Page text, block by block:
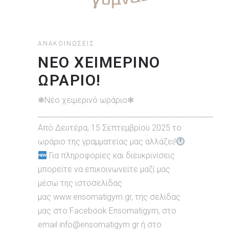
ΑΝΑΚΟΙΝΏΣΕΙΣ
ΝΕΟ ΧΕΙΜΕΡΙΝΟ
ΩΡΑΡΙΟ!
❄Νέο χειμερινό ωράριο❄
Από Δευτέρα, 15 Σεπτεμβρίου 2025 το
ωράριο της γραμματείας μας αλλάζει!
Για πληροφορίες και διευκρινίσεις
μπορείτε να επικοινωνείτε μαζί μας
μέσω της ιστοσελίδας
μας www.ensomatigym.gr, της σελίδας
μας στο Facebook Ensomatigym, στο
email info@ensomatigym.gr ή στο